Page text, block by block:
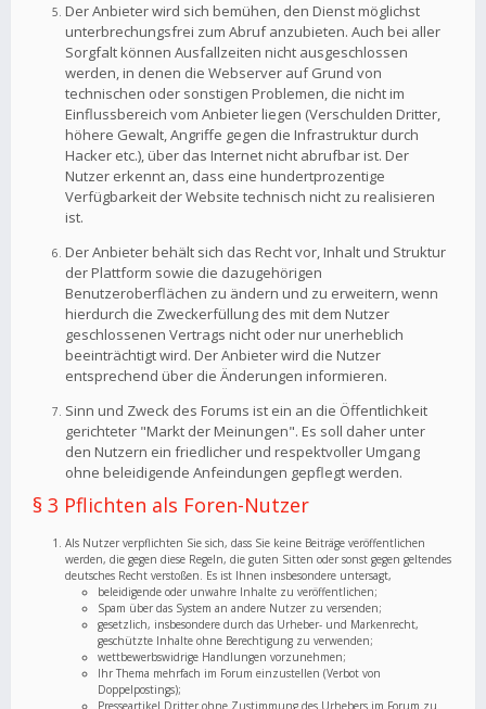
Der Anbieter wird sich bemühen, den Dienst möglichst
unterbrechungsfrei zum Abruf anzubieten. Auch bei aller
Sorgfalt können Ausfallzeiten nicht ausgeschlossen
werden, in denen die Webserver auf Grund von
technischen oder sonstigen Problemen, die nicht im
Einflussbereich vom Anbieter liegen (Verschulden Dritter,
höhere Gewalt, Angriffe gegen die Infrastruktur durch
Hacker etc.), über das Internet nicht abrufbar ist. Der
Nutzer erkennt an, dass eine hundertprozentige
Verfügbarkeit der Website technisch nicht zu realisieren
ist.
Der Anbieter behält sich das Recht vor, Inhalt und Struktur
der Plattform sowie die dazugehörigen
Benutzeroberflächen zu ändern und zu erweitern, wenn
hierdurch die Zweckerfüllung des mit dem Nutzer
geschlossenen Vertrags nicht oder nur unerheblich
beeinträchtigt wird. Der Anbieter wird die Nutzer
entsprechend über die Änderungen informieren.
Sinn und Zweck des Forums ist ein an die Öffentlichkeit
gerichteter "Markt der Meinungen". Es soll daher unter
den Nutzern ein friedlicher und respektvoller Umgang
ohne beleidigende Anfeindungen gepflegt werden.
§ 3 Pflichten als Foren-Nutzer
Als Nutzer verpflichten Sie sich, dass Sie keine Beiträge veröffentlichen
werden, die gegen diese Regeln, die guten Sitten oder sonst gegen geltendes
deutsches Recht verstoßen. Es ist Ihnen insbesondere untersagt,
beleidigende oder unwahre Inhalte zu veröffentlichen;
Spam über das System an andere Nutzer zu versenden;
gesetzlich, insbesondere durch das Urheber- und Markenrecht,
geschützte Inhalte ohne Berechtigung zu verwenden;
wettbewerbswidrige Handlungen vorzunehmen;
Ihr Thema mehrfach im Forum einzustellen (Verbot von
Doppelpostings);
Presseartikel Dritter ohne Zustimmung des Urhebers im Forum zu